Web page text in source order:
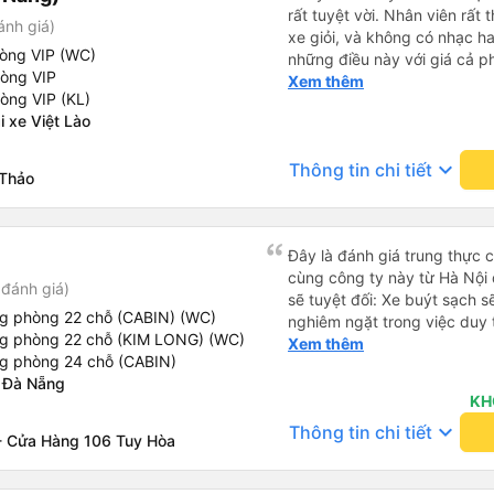
giá)
VIP (WC)
VIP
VIP (KL)
xe Việt Lào
rất tuyệt vời. Nhân viên rất
xe giỏi, và không có nhạc
những điều này với giá cả
tiếng Anh rất suôn sẻ, vì
được thông báo trước
trên xe, nhưng có nhà hàng
dừng. Bạn phải cởi giày và
dép nhựa được cung cấp
chiếc chăn và một chiếc
Tôi không thể kết nối Wi-Fi,
với những người thừa cân
chọn xe buýt có ít chỗ ngồi
không thừa cân, nhưng vẫn
Xem thêm
Thông tin chi tiết keyboard_arrow_down
giá)
phòng 22 chỗ (CABIN) (WC)
phòng 22 chỗ (KIM LONG) (WC)
phòng 24 chỗ (CABIN)
Nẵng
Cửa Hàng 106 Tuy Hòa
Đây là đánh giá trung thực
cùng công ty này từ Hà
sẽ tuyệt đối: Xe buýt sạch
nghiêm ngặt trong việc
phép ăn trên xe. Đây là lần
xe buýt đều trông mới và
trên xe hoạt động hoàn
sạc: Có sẵn cổng sạc USB
tiên tôi thấy. • Môi trường
bật đèn không cần thiết
Xem thêm
Thông tin chi tiết keyboard_arrow_down